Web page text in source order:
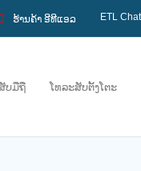
ຮ້ານຄ້າ ອີທີແອລ ETL
ບມືຖື ໂທລະສັບຕັ້ງໂຕະ